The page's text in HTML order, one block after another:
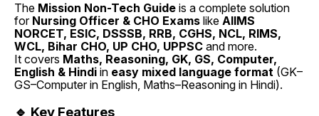
The Mission Non-Tech Guide is a complete solution
for Nursing Officer & CHO Exams like AIIMS
NORCET, ESIC, DSSSB, RRB, CGHS, NCL, RIMS,
WCL, Bihar CHO, UP CHO, UPPSC and more.
It covers Maths, Reasoning, GK, GS, Computer,
English & Hindi in easy mixed language format (GK–
GS–Computer in English, Maths–Reasoning in Hindi).
🔹 Key Features